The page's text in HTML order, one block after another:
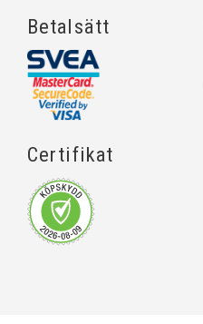
Betalsätt
Certifikat